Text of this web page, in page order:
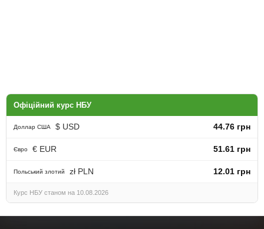
Офіційний курс НБУ
Доллар США $ USD 44.76 грн
Євро € EUR 51.61 грн
Польський злотий zł PLN 12.01 грн
Курс НБУ станом на 10.08.2026